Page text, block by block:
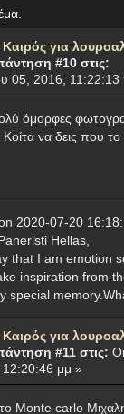
για
#10 στις:
05, 2016,
όμορφες
να δεις που το
2020-07-20 16:18:
Hellas,
that I am emotion
inspiration from
special
για
#11 στις:
μμ »
Monte carlo